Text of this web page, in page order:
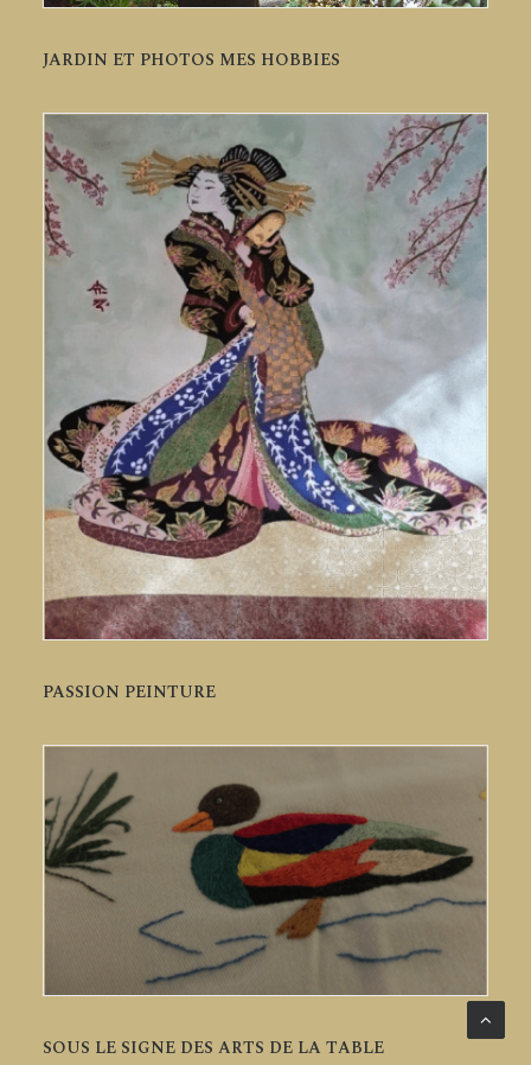
JARDIN ET PHOTOS MES HOBBIES
PASSION PEINTURE
SOUS LE SIGNE DES ARTS DE LA TABLE